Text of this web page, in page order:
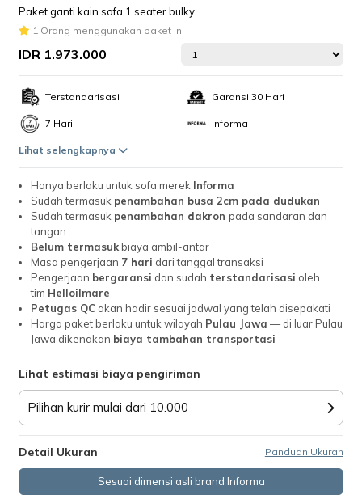
Paket ganti kain sofa 1 seater bulky
1 Orang menggunakan paket ini
IDR 1.973.000
Terstandarisasi Garansi 30 Hari
7 Hari Informa
Lihat selengkapnya
Hanya berlaku untuk sofa merek Informa
Sudah termasuk penambahan busa 2cm pada dudukan
Sudah termasuk penambahan dakronpada sandaran dan
tangan
Belum termasuk biaya ambil-antar
Masa pengerjaan 7 hari dari tanggal transaksi
Pengerjaan bergaransi dan sudah terstandarisasi oleh
tim Helloilmare
Petugas QC akan hadir sesuai jadwal yang telah disepakati
Harga paket berlaku untuk wilayah Pulau Jawa — di luar Pulau
Jawa dikenakan biaya tambahan transportasi
Lihat estimasi biaya pengiriman
Pilihan kurir mulai dari 10.000
Detail Ukuran Panduan Ukuran
Sesuai dimensi asli brand Informa